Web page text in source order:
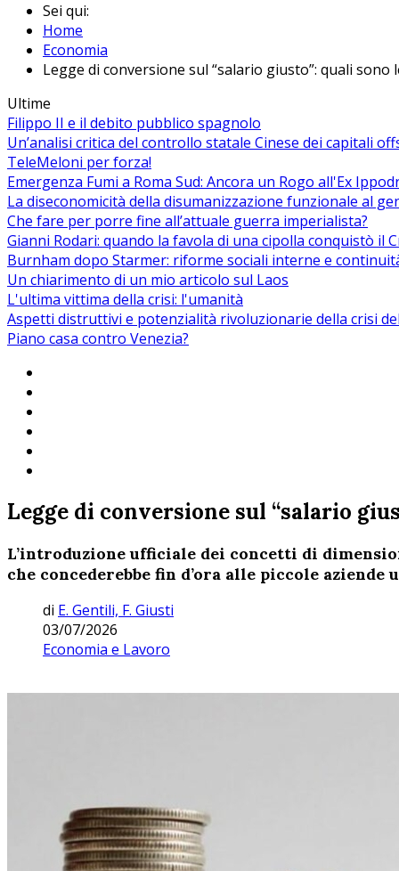
Sei qui:
Home
Economia
Legge di conversione sul “salario giusto”: quali sono
Ultime
Filippo II e il debito pubblico spagnolo
Un’analisi critica del controllo statale Cinese dei capitali
TeleMeloni per forza!
Emergenza Fumi a Roma Sud: Ancora un Rogo all'Ex
La diseconomicità della disumanizzazione funzionale al
Che fare per porre fine all’attuale guerra imperialista?
Gianni Rodari: quando la favola di una cipolla conquistò il
Burnham dopo Starmer: riforme sociali interne e
Un chiarimento di un mio articolo sul Laos
L'ultima vittima della crisi: l'umanità
Aspetti distruttivi e potenzialità rivoluzionarie della crisi
Piano casa contro Venezia?
Legge di conversione sul “salario
L’introduzione ufficiale dei concetti di
che concederebbe fin d’ora alle piccole
di E. Gentili, F. Giusti
03/07/2026
Economia e Lavoro